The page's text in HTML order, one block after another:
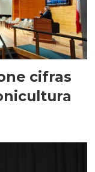
cifras